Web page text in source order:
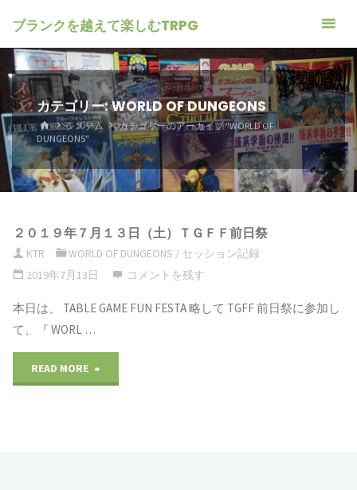
ブランクを越えて楽しむTRPG
カテゴリー: WORLD OF DUNGEONS
ホ
ー
ム
システム
カテゴリーのアーカイブ "WORLD OF
DUNGEONS"
２０１９年７月１３日（土）ＴＧＦＦ前日祭
KTR WORLD OF DUNGEONS / セッション記録
2019年7月13日
コメントを残す
本日は、 TABLE GAME FUN FESTA 略して TGFF 前日祭に参加し
て、『 WORL …
READ MORE